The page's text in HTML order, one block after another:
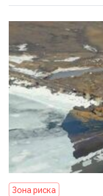
Зона риска